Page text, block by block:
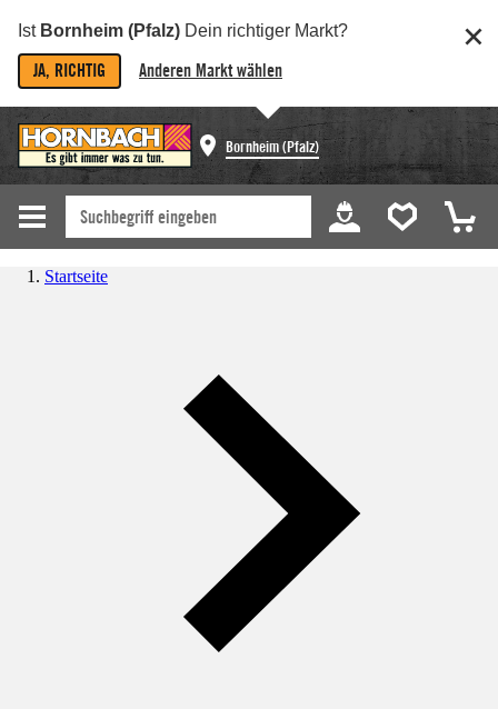
Ist Bornheim (Pfalz) Dein richtiger Markt?
JA, RICHTIG Anderen Markt wählen
Bornheim (Pfalz)
Startseite